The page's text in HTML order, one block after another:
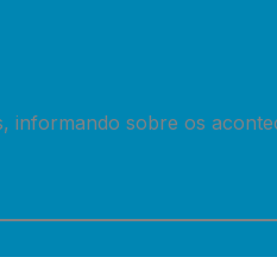
informando sobre os